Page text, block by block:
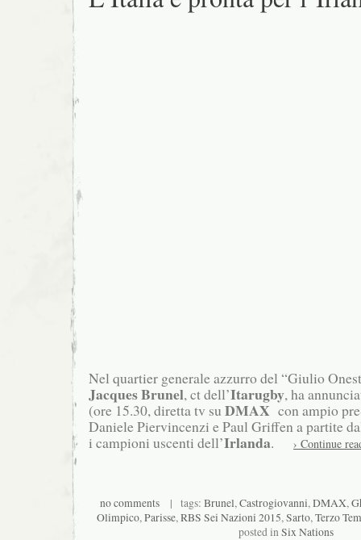
Nel quartier generale azzurro del “Giulio
Jacques Brunel, ct dell’Itarugby, ha
(ore 15.30, diretta tv su DMAX con ampio
Daniele Piervincenzi e Paul Griffen a partite
i campioni uscenti dell’Irlanda. › Continue
no comments| tags: Brunel,Castrogiovanni,DMAX,
Olimpico,Parisse,RBS Sei Nazioni 2015,Sarto,Terzo
posted inSix Nations